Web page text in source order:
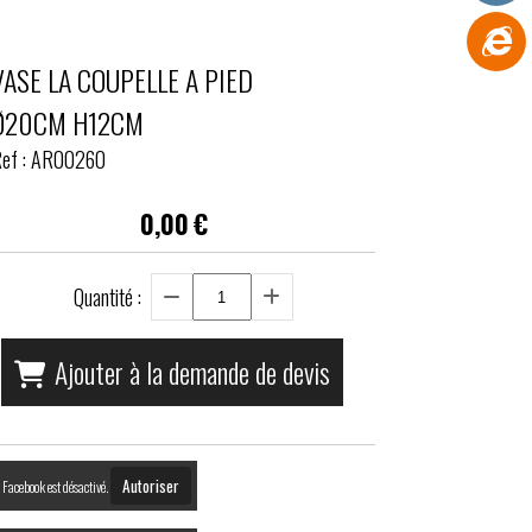
LA COUPELLE A PIED
H12CM
:AR00260
0,00€
Quantité :
Ajouter à la demande de devis
Facebook est désactivé. Autoriser